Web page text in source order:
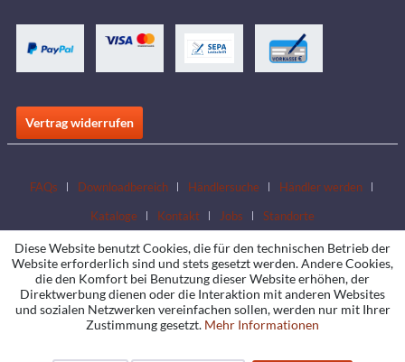
Vertrag widerrufen
FAQs Downloadbereich Händlersuche
Händler werden
Kataloge
Kontakt Jobs Standorte
Diese Website benutzt Cookies, die für den technischen Betrieb der
Website erforderlich sind und stets gesetzt werden. Andere Cookies,
die den Komfort bei Benutzung dieser Website erhöhen, der
Direktwerbung dienen oder die Interaktion mit anderen Websites
und sozialen Netzwerken vereinfachen sollen, werden nur mit Ihrer
Zustimmung gesetzt. Mehr Informationen